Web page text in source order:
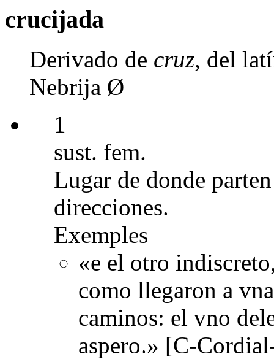
crucijada
Derivado de cruz, del
Nebrija Ø
1
sust. fem.
Lugar de donde
direcciones.
Exemples
«e el otro
como llegaron a
caminos: el vno
aspero.» [C-